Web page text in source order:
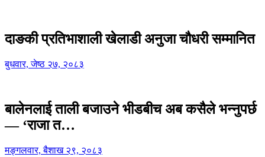
दाङकी प्रतिभाशाली खेलाडी अनुजा चौधरी सम्मानित
बुधवार, जेष्ठ २७, २०८३
बालेनलाई ताली बजाउने भीडबीच अब कसैले भन्नुपर्छ
— ‘राजा त…
मङ्गलवार, बैशाख २९, २०८३